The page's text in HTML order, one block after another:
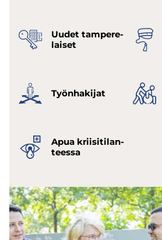
Uudet tam­pe­re­
lai­set
Työn­ha­ki­jat
Apua krii­si­ti­lan­
tees­sa